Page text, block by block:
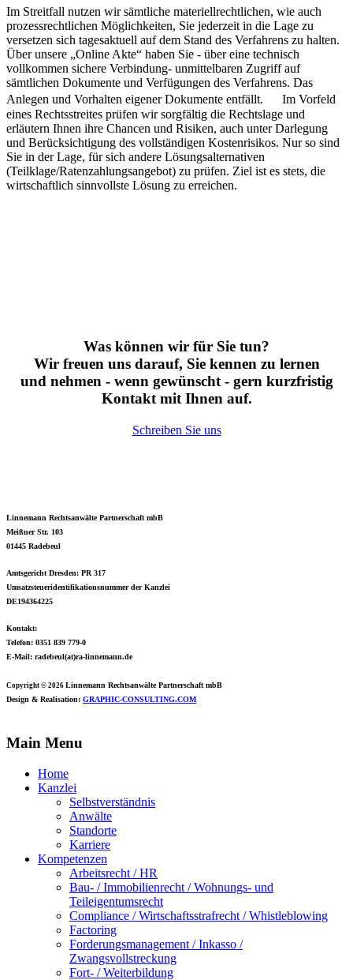
Im Streitfall nutzen wir sämtliche materiellrechtlichen, wie auch
prozessrechtlichen Möglichkeiten, Sie jederzeit in die Lage zu
versetzen sich tagesaktuell auf dem Stand des Verfahrens zu halten.
Über unsere „Online Akte“ haben Sie - über eine technisch
vollkommen sichere Verbindung- unmittelbaren Zugriff auf
sämtlichen Dokumente und Verfügungen des Verfahrens. Das
Anlegen und Vorhalten eigener Dokumente entfällt. Im Vorfeld
eines Rechtsstreites prüfen wir sorgfältig die Rechtslage und
erläutern Ihnen ihre Chancen und Risiken, auch unter Darlegung
und Berücksichtigung des vollständigen Kostenrisikos. Nur so sind
Sie in der Lage, für sich andere Lösungsalternativen
(Teilklage/Ratenzahlungsangebot) zu prüfen. Ziel ist es stets, die
wirtschaftlich sinnvollste Lösung zu erreichen.
Was können wir für Sie tun?
Wir freuen uns darauf, Sie kennen zu lernen
und nehmen - wenn gewünscht - gern kurzfristig
Kontakt mit Ihnen auf.
Schreiben Sie uns
Linnemann Rechtsanwälte Partnerschaft mbB
Meißner Str. 103
01445 Radebeul
Amtsgericht Dresden: PR 317
Umsatzsteueridentifikationsnummer der Kanzlei
DE194364225
Kontakt:
Telefon: 0351 839 779-0
E-Mail: radebeul(at)ra-linnemann.de
Copyright © 2026 Linnemann RechtsanwältePartnerschaft mbB
Design & Realisation: GRAPHIC-CONSULTING.COM
Main Menu
Home
Kanzlei
Selbstverständnis
Anwälte
Standorte
Karriere
Kompetenzen
Arbeitsrecht / HR
Bau- / Immobilienrecht / Wohnungs- und
Teileigentumsrecht
Compliance / Wirtschaftsstrafrecht / Whistleblowing
Factoring
Forderungsmanagement / Inkasso /
Zwangsvollstreckung
Fort- / Weiterbildung